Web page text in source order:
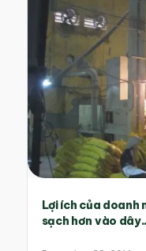
Lợi ích của doanh
sạch hơn vào